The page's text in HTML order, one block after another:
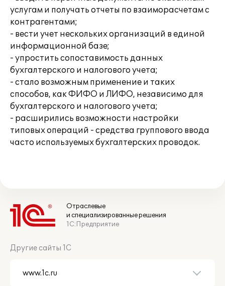
услугам и получать отчеты по взаиморасчетам с
контрагентами;
- вести учет нескольких организаций в единой
информационной базе;
- упростить сопоставимость данных
бухгалтерского и налогового учета;
- стало возможным применение и таких
способов, как ФИФО и ЛИФО, независимо для
бухгалтерского и налогового учета;
- расширились возможности настройки
типовых операций - средства группового ввода
часто используемых бухгалтерских проводок.
Отраслевые
и специализированные решения
1С:Предприятие
Другие сайты 1С